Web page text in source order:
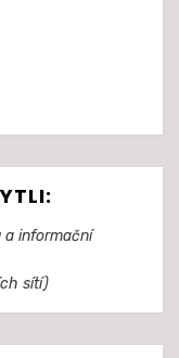
a informační
sítí)